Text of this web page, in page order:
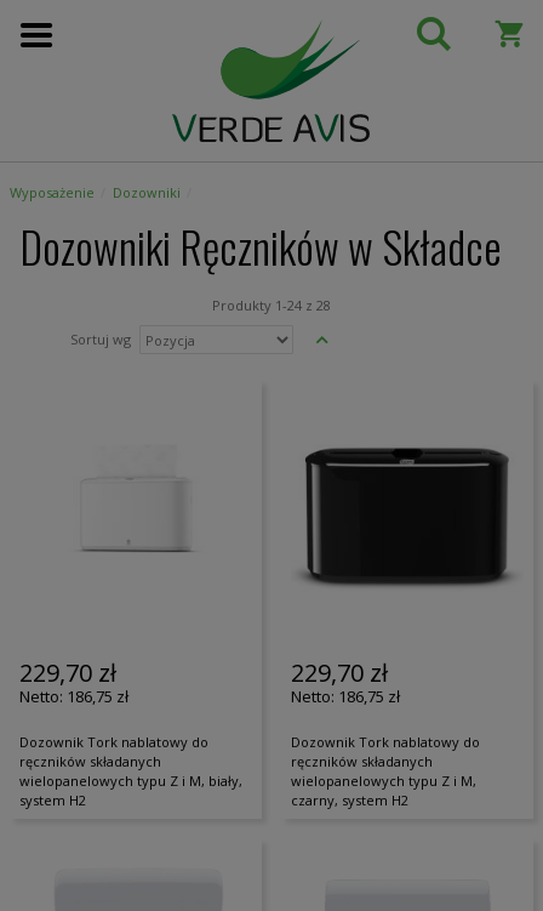
Przejdź
do
Wyposażenie Dozowniki
Dozowniki Ręczników w Składce
Produkty 1-24 z 28
Sortuj wg
Ustaw
229,70 zł
186,75 zł
Dozownik Tork nablatowy do
ręczników składanych
wielopanelowych typu Z i M, biały,
system H2
229,70 zł
186,75 zł
Dozownik Tork nablatowy do
ręczników składanych
wielopanelowych typu Z i M,
czarny, system H2